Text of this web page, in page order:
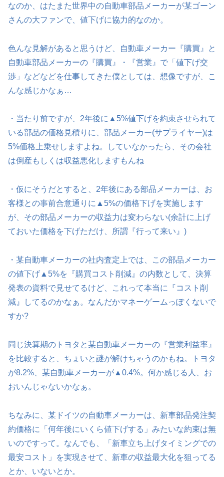
なのか、はたまた世界中の自動車部品メーカーが某ゴーン
さんの大ファンで、値下げに協力的なのか。
色んな見解があると思うけど、自動車メーカー『購買』と
自動車部品メーカーの『購買』・『営業』で「値下げ交
渉」などなどを仕事してきた僕としては、想像ですが、こ
んな感じかなぁ…
・当たり前ですが、2年後に▲5%値下げを約束させられて
いる部品の価格見積りに、部品メーカー(サプライヤー)は
5%価格上乗せしますよね。していなかったら、その会社
は倒産もしくは収益悪化しますもんね
・仮にそうだとすると、2年後にある部品メーカーは、お
客様との事前合意通りに▲5%の価格下げを実施します
が、その部品メーカーの収益力は変わらない(余計に上げ
ておいた価格を下げただけ、所謂『行って来い』)
・某自動車メーカーの社内査定上では、この部品メーカー
の値下げ▲5%を『購買コスト削減』の内数として、決算
発表の資料で見せてるけど、これって本当に『コスト削
減』してるのかなぁ。なんだかマネーゲームっぽくないで
すか?
同じ決算期のトヨタと某自動車メーカーの『営業利益率』
を比較すると、ちょいと謎が解けちゃうのかもね。トヨタ
が8.2%、某自動車メーカーが▲0.4%。何か感じる人、お
おいんじゃないかなぁ。
ちなみに、某ドイツの自動車メーカーは、新車部品発注契
約価格に「何年後にいくら値下げする」みたいな約束は無
いのですって。なんでも、「新車立ち上げタイミングでの
最安コスト」を実現させて、新車の収益最大化を狙ってる
とか、いないとか。